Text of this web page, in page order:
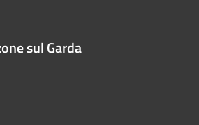
sul Garda